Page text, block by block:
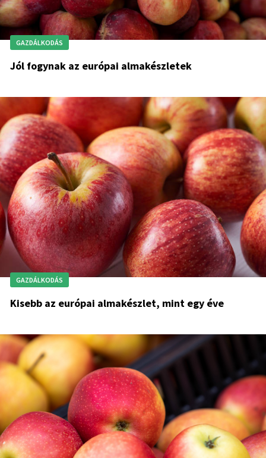
GAZDÁLKODÁS
Jól fogynak az európai almakészletek
GAZDÁLKODÁS
Kisebb az európai almakészlet, mint egy éve